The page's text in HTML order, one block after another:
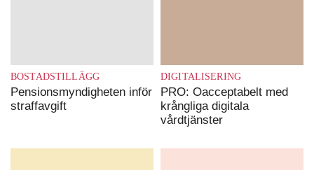
BOSTADSTILLÄGG
Pensionsmyndigheten inför
straffavgift
DIGITALISERING
PRO: Oacceptabelt med
krångliga digitala
vårdtjänster